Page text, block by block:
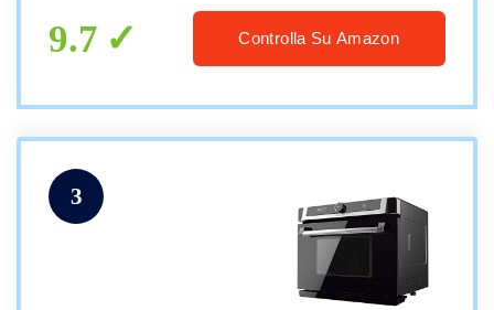
9.7 Controlla Su Amazon
3